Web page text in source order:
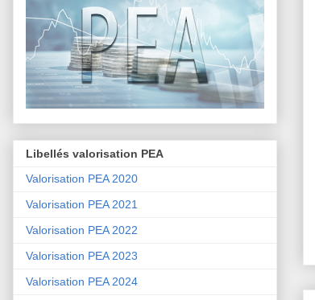
Libellés valorisation PEA
Valorisation PEA 2020
Valorisation PEA 2021
Valorisation PEA 2022
Valorisation PEA 2023
Valorisation PEA 2024